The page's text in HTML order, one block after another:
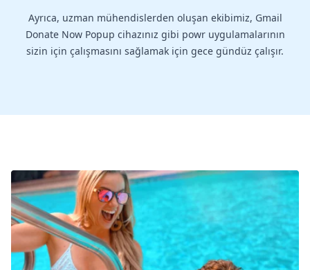
Ayrıca, uzman mühendislerden oluşan ekibimiz, Gmail
Donate Now Popup cihazınız gibi powr uygulamalarının
sizin için çalışmasını sağlamak için gece gündüz çalışır.